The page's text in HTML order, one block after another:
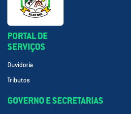
PORTAL DE
SERVIÇOS
Ouvidoria
Tributos
GOVERNO E SECRETARIAS